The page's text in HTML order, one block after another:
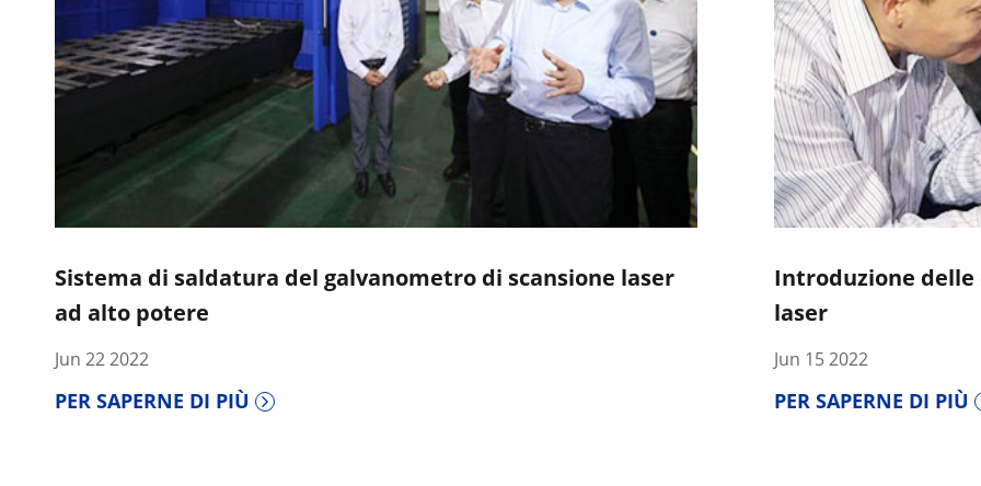
Sistema di saldatura del galvanometro di scansione laser
ad alto potere
Jun 22 2022
PER SAPERNE DI PIÙ
Introduzione
laser
Jun 15 2022
PER SAPERNE DI PIÙ